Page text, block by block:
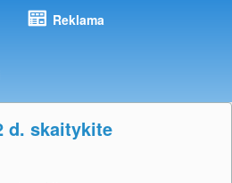
Reklama
d. skaitykite